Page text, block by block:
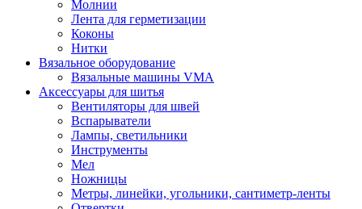
Молнии
Лента для герметизации
Коконы
Нитки
Вязальное оборудование
Вязальные машины VMA
Аксессуары для шитья
Вентиляторы для швей
Вспарыватели
Лампы, светильники
Инструменты
Мел
Ножницы
Метры, линейки, угольники, сантиметр-ленты